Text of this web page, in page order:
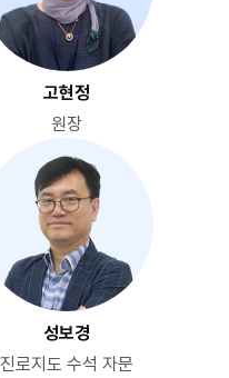
고현정
원장
성보경
진로지도 수석 자문